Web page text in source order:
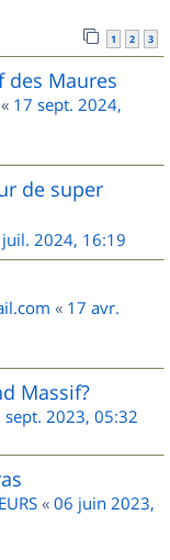
1 2 3
des Maures
« 17 sept. 2024,
de super
2024, 16:19
« 17 avr.
Massif?
sept. 2023, 05:32
« 06 juin 2023,